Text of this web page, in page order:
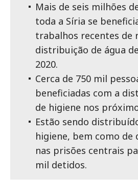
Mais de seis milhões
toda a Síria se
trabalhos recentes de
distribuição de água
2020.
Cerca de 750 mil
beneficiadas com a
de higiene nos
Estão sendo
higiene, bem como de
nas prisões centrais
mil detidos.